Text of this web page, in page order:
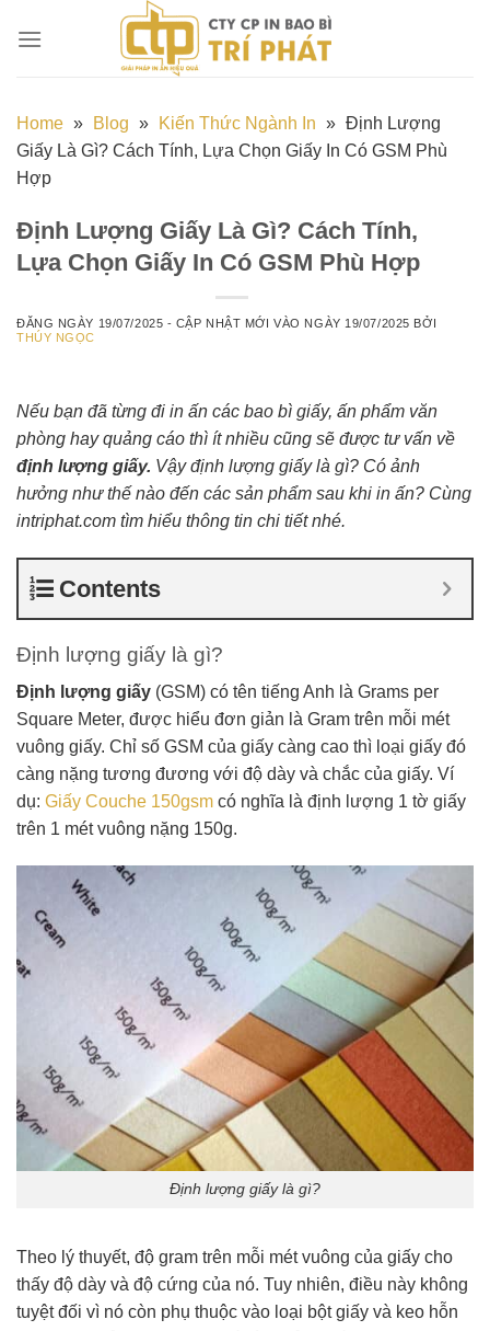
đến
Home » Blog » Kiến Thức Ngành In » Định Lượng
Giấy Là Gì? Cách Tính, Lựa Chọn Giấy In Có GSM Phù
Hợp
Định Lượng Giấy Là Gì? Cách Tính,
Lựa Chọn Giấy In Có GSM Phù Hợp
ĐĂNG NGÀY 19/07/2025 - CẬP NHẬT MỚI VÀO NGÀY 19/07/2025 BỞI
THÚY NGỌC
Nếu bạn đã từng đi in ấn các bao bì giấy, ấn phẩm văn
phòng hay quảng cáo thì ít nhiều cũng sẽ được tư vấn về
định lượng giấy. Vậy định lượng giấy là gì? Có ảnh
hưởng như thế nào đến các sản phẩm sau khi in ấn? Cùng
intriphat.com tìm hiểu thông tin chi tiết nhé.
Contents
Định lượng giấy là gì?
Định lượng giấy (GSM) có tên tiếng Anh là Grams per
Square Meter, được hiểu đơn giản là Gram trên mỗi mét
vuông giấy. Chỉ số GSM của giấy càng cao thì loại giấy đó
càng nặng tương đương với độ dày và chắc của giấy. Ví
dụ: Giấy Couche 150gsm có nghĩa là định lượng 1 tờ giấy
trên 1 mét vuông nặng 150g.
Định lượng giấy là gì?
Theo lý thuyết, độ gram trên mỗi mét vuông của giấy cho
thấy độ dày và độ cứng của nó. Tuy nhiên, điều này không
tuyệt đối vì nó còn phụ thuộc vào loại bột giấy và keo hỗn